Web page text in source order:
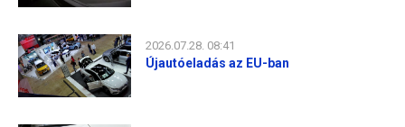
2026.07.28. 08:41
Újautóeladás az EU-ban